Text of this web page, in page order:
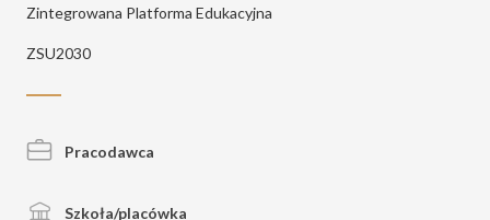
Zintegrowana Platforma Edukacyjna
ZSU2030
Pracodawca
Szkoła/placówka